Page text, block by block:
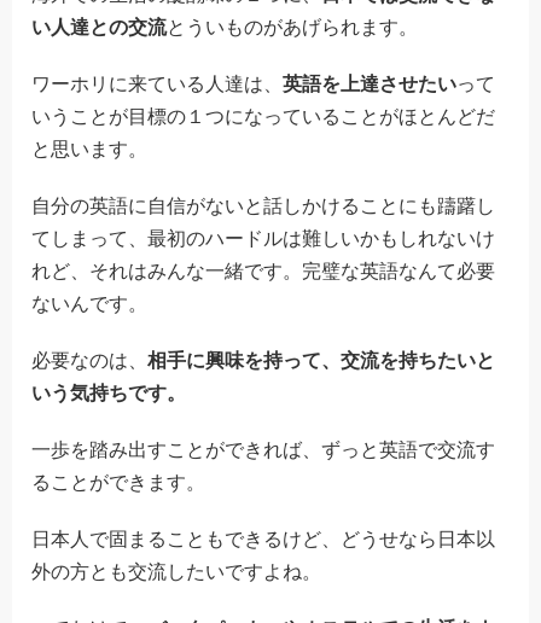
い人達との交流とういものがあげられます。
ワーホリに来ている人達は、英語を上達させたいって
いうことが目標の１つになっていることがほとんどだ
と思います。
自分の英語に自信がないと話しかけることにも躊躇し
てしまって、最初のハードルは難しいかもしれないけ
れど、それはみんな一緒です。完璧な英語なんて必要
ないんです。
必要なのは、相手に興味を持って、交流を持ちたいと
いう気持ちです。
一歩を踏み出すことができれば、ずっと英語で交流す
ることができます。
日本人で固まることもできるけど、どうせなら日本以
外の方とも交流したいですよね。